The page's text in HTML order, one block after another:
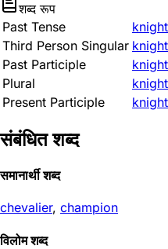
शब्द रूप
Past Tense
Third Person Singular
Past Participle
Plural
Present Participle
संबंधित शब्द
समानार्थी शब्द
chevalier, champion
विलोम शब्द